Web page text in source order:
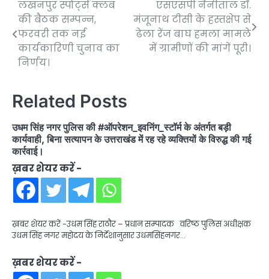
Post
navigation
लखनपुर स्पोर्ट्स क्लब
की बैठक सम्पन्न,
फरवरी तक नई
कार्यकारिणी चुनाव का
निर्णय।
एसएसपी नैनीताल डॉ.
मंजूनाथ टीसी के हस्तक्षेप से
ढेला रेंज बाघ हमला मामले
में ग्रामीणों की मांगें पूरी।
Related Posts
उधम सिंह नगर पुलिस की #ऑपरेशन_इवनिंग_स्टॉर्म के अंतर्गत बड़ी
कार्यवाही, बिना सत्यापन के उत्तराखंड में रह रहे व्यक्तियों के विरुद्ध की गई
कार्रवाई।
ख़बर शेयर करें -
ख़बर शेयर करें -उधम सिंह राठौर – प्रधान सम्पादक वरिष्ठ पुलिस अधीक्षक
उधम सिंह नगर महोदय के निर्देशानुसार उधमसिंहनगर…
ख़बर शेयर करें -